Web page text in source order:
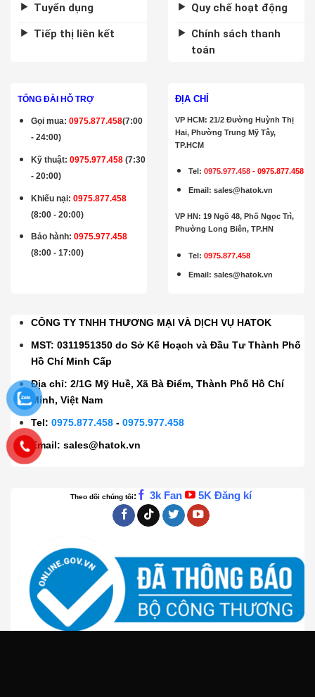
Tuyển dụng
Tiếp thị liên kết
Quy chế hoạt động
Chính sách thanh
toán
TỔNG ĐÀI HỖ TRỢ
Gọi mua:0975.877.458(7:00
- 24:00)
Kỹ thuật:0975.977.458 (7:30
- 20:00)
Khiếu nại: 0975.877.458
(8:00 - 20:00)
Bảo hành:0975.977.458
(8:00 - 17:00)
ĐỊA CHỈ
VP HCM: 21/2 Đường Huỳnh Thị
Hai, Phường Trung Mỹ Tây,
TP.HCM
Tel:0975.977.458 -0975.877.458
Email:sales@hatok.vn
VP HN: 19 Ngõ 48, Phố Ngọc Trì,
Phường Long Biên, TP.HN
Tel: 0975.877.458
Email:sales@hatok.vn
CÔNG TY TNHH THƯƠNG MẠI VÀ DỊCH VỤ HATOK
MST: 0311951350 do Sở Kế Hoạch và Đầu Tư Thành Phố
Hồ Chí Minh Cấp
Địa chỉ: 2/1G Mỹ Huề, Xã Bà Điểm, Thành Phố Hồ Chí
Minh, Việt Nam
Tel:0975.877.458 -0975.977.458
Email:sales@hatok.vn
Theo dõi chúng tôi: 3k Fan 5K Đăng kí